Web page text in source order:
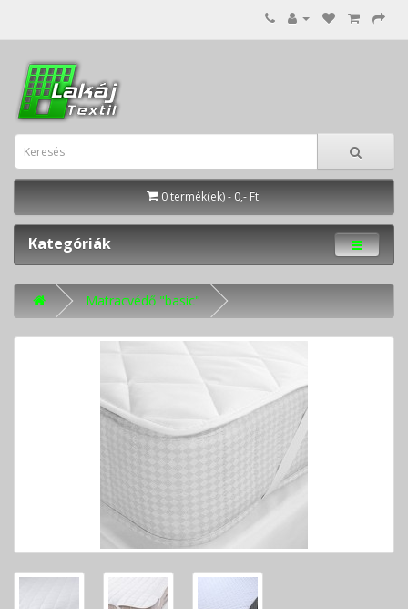
0 termék(ek) - 0,- Ft.
Kategóriák
Matracvédő "basic"